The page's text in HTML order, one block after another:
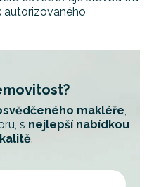
autorizovaného
makléře,
s nejlepší nabídkou
.